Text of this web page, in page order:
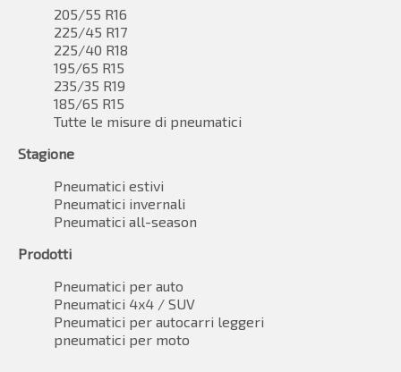
205/55 R16
225/45 R17
225/40 R18
195/65 R15
235/35 R19
185/65 R15
Tutte le misure di pneumatici
Stagione
Pneumatici estivi
Pneumatici invernali
Pneumatici all-season
Prodotti
Pneumatici per auto
Pneumatici 4x4 / SUV
Pneumatici per autocarri leggeri
pneumatici per moto